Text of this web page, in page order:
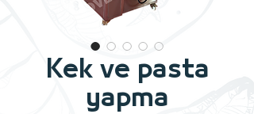
Kek ve pasta
yapma